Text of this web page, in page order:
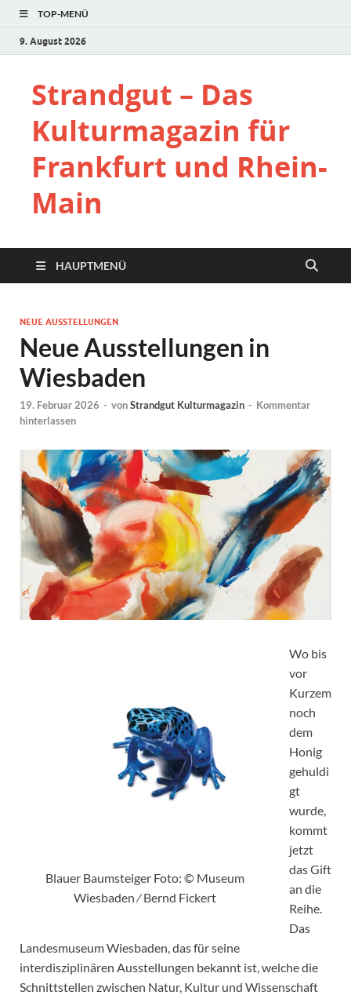
TOP-MENÜ
9. August 2026
Strandgut – Das
Kulturmagazin für
Frankfurt und Rhein-
Main
HAUPTMENÜ
NEUE AUSSTELLUNGEN
Neue Ausstellungen in
Wiesbaden
19. Februar 2026 - vonStrandgut Kulturmagazin - Kommentar
hinterlassen
Blauer Baumsteiger Foto: © Museum
Wiesbaden ⁄ Bernd Fickert
Wo bis
vor
Kurzem
noch
dem
Honig
gehuldi
gt
wurde,
kommt
jetzt
das Gift
an die
Reihe.
Das
Landesmuseum Wiesbaden, das für seine
interdisziplinären Ausstellungen bekannt ist, welche die
Schnittstellen zwischen Natur, Kultur und Wissenschaft